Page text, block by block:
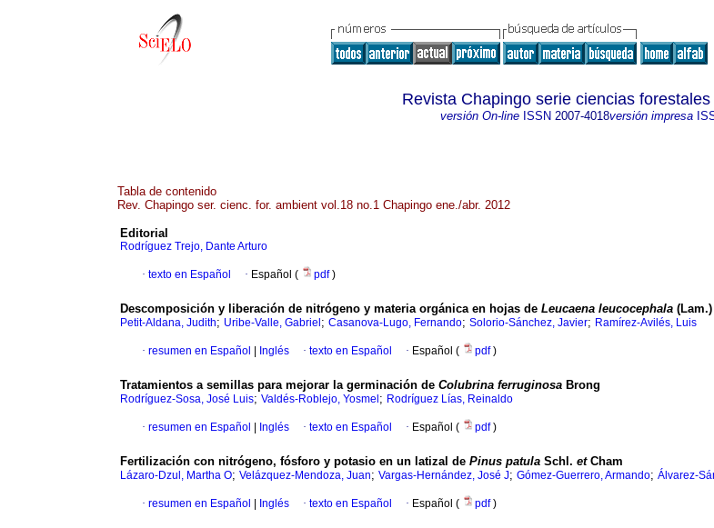
Revista Chapingo serie ciencias
versión On-lineISSN 2007-4018versión impresa
Tabla de contenido
Rev. Chapingo ser. cienc. for. ambient vol.18 no.1 Chapingo ene./abr. 2012
Editorial
Rodríguez Trejo, Dante Arturo
· texto en Español · Español ( pdf)
Descomposición y liberación de nitrógeno y materia orgánica en hojas de Leucaena leucocephala
Petit-Aldana, Judith; Uribe-Valle, Gabriel ; Casanova-Lugo, Fernando; Solorio-Sánchez, Javier; Ramírez-Avilés, Luis
· resumen en Español Inglés · texto en Español · Español ( pdf)
Tratamientos a semillas para mejorar la germinación de Colubrina ferruginosa Brong
Rodríguez-Sosa, José Luis; Valdés-Roblejo, Yosmel ; Rodríguez Lías, Reinaldo
· resumen en Español Inglés · texto en Español · Español ( pdf)
Fertilización con nitrógeno, fósforo y potasio en un latizal de Pinus patula Schl. etCham
Lázaro-Dzul, Martha O; Velázquez-Mendoza, Juan; Vargas-Hernández, José J; Gómez-Guerrero, Armando; Álvarez-
· resumen en Español Inglés · texto en Español · Español ( pdf)